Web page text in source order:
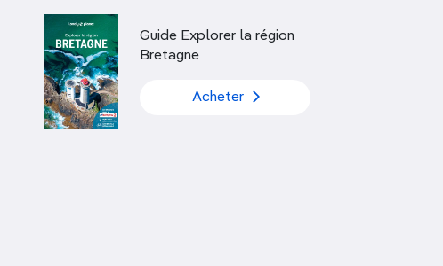
Découvrir nos articles
Guide Explorer la région
Bretagne
Acheter